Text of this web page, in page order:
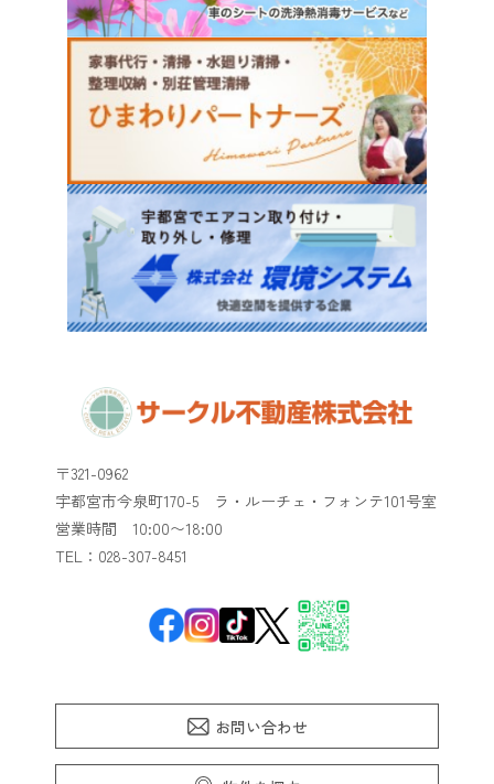
〒321-0962
宇都宮市今泉町170-5 ラ・ルーチェ・フォンテ101号室
​​​​​​​営業時間 10:00〜18:00
TEL：028-307-8451
お問い合わせ